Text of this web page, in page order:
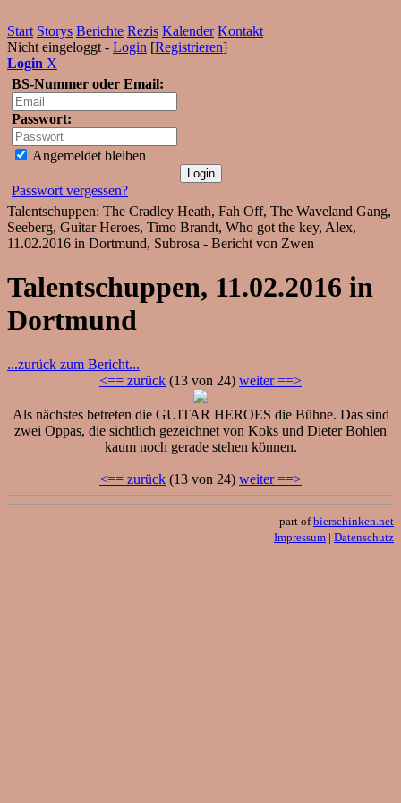
Start Storys Berichte Rezis Kalender Kontakt
Nicht eingeloggt - Login [Registrieren]
Login X
BS-Nummer oder Email:
Passwort:
Angemeldet bleiben
Passwort vergessen?
Talentschuppen: The Cradley Heath, Fah Off, The Waveland Gang,
Seeberg, Guitar Heroes, Timo Brandt, Who got the key, Alex,
11.02.2016 in Dortmund, Subrosa - Bericht von Zwen
Talentschuppen, 11.02.2016 in
Dortmund
...zurück zum Bericht...
<== zurück (13 von 24) weiter ==>
Als nächstes betreten die GUITAR HEROES die Bühne. Das sind
zwei Oppas, die sichtlich gezeichnet von Koks und Dieter Bohlen
kaum noch gerade stehen können.
<== zurück (13 von 24) weiter ==>
part ofbierschinken.net
Impressum | Datenschutz